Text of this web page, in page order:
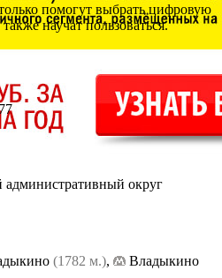
помогут выбрать цифровую
научат пользоваться.
округ
(1782 м.),
Владыкино